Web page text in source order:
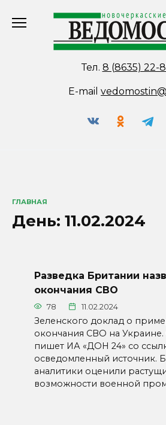
Тел. 8 (8635) 22-
E-mail
ГЛАВНАЯ
День: 11.02.2024
Разведка Британии
окончания СВО
78 11.02.2024
Зеленского доклад о
окончания СВО на
пишет ИА «ДОН 24» со
осведомленный источник.
аналитики оценили
возможности военной